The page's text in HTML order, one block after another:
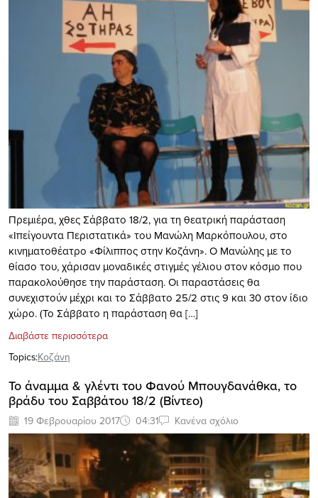
Πρεμιέρα, χθες Σάββατο 18/2, για τη θεατρική παράσταση
«Ιπείγουντα Περιστατικά» του Μανώλη Μαρκόπουλου, στο
κινηματοθέατρο «Φίλιππος στην Κοζάνη». Ο Μανώλης με το
θίασο του, χάρισαν μοναδικές στιγμές γέλιου στον κόσμο που
παρακολούθησε την παράσταση. Οι παραστάσεις θα
συνεχιστούν μέχρι και το Σάββατο 25/2 στις 9 και 30 στον ίδιο
χώρο. (Το Σάββατο η παράσταση θα […]
Διαβάστε περισσότερα
Topics:Κοζάνη
To άναμμα & γλέντι του Φανού Μπουγδανάθκα, το
βράδυ του Σαββάτου 18/2 (Bίντεο)
19 Φεβρουαρίου 2017 04:31 Κανένα σχόλιο